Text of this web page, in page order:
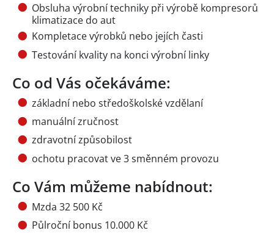
Obsluha výrobní techniky při výrobě kompresorů
klimatizace do aut
Kompletace výrobků nebo jejích časti
Testování kvality na konci výrobní linky
Co od Vás očekáváme:
základní nebo středoškolské vzdělaní
manuální zručnost
zdravotní způsobilost
ochotu pracovat ve 3 směnném provozu
Co Vám můžeme nabídnout:
Mzda 32 500 Kč
Půlroční bonus 10.000 Kč